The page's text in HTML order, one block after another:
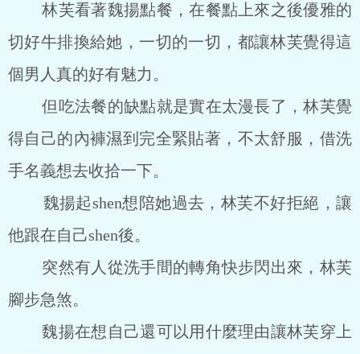
林芙看著魏揚點餐，在餐點上來之後優雅的
切好牛排換給她，一切的一切，都讓林芙覺得這
個男人真的好有魅力。
但吃法餐的缺點就是實在太漫長了，林芙覺
得自己的內褲濕到完全緊貼著，不太舒服，借洗
手名義想去收拾一下。
魏揚起shen想陪她過去，林芙不好拒絕，讓
他跟在自己shen後。
突然有人從洗手間的轉角快步閃出來，林芙
腳步急煞。
魏揚在想自己還可以用什麼理由讓林芙穿上